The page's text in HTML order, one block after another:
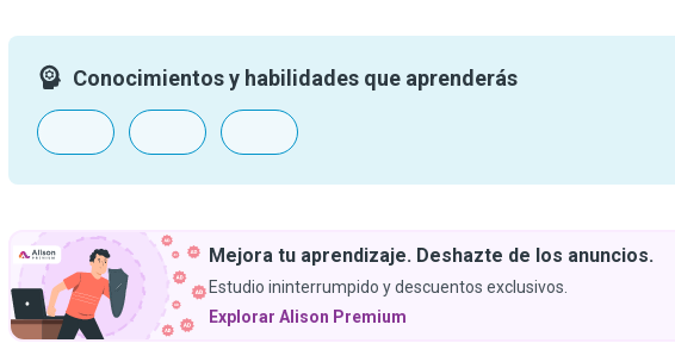
Conocimientos y habilidades que aprenderás
Mejora tu aprendizaje. Deshazte de los anuncios.
Estudio ininterrumpido y descuentos exclusivos.
Explorar Alison Premium